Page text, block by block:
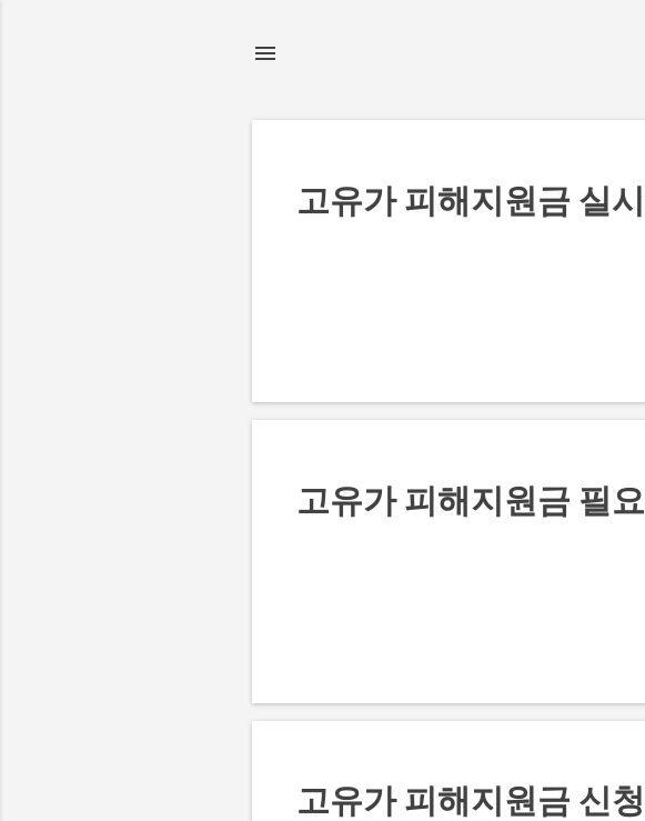
고유가 피해지원금 실
고유가 피해지원금 필
고유가 피해지원금 신